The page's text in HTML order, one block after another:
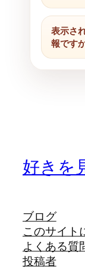
表示さ
報です
好きを
ブログ
このサイト
よくある質
投稿者